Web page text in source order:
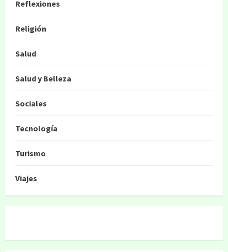
Reflexiones
Religión
Salud
Salud y Belleza
Sociales
Tecnología
Turismo
Viajes